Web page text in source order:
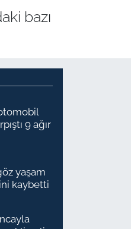
bazı
9 ağır
yaşam
kaybetti